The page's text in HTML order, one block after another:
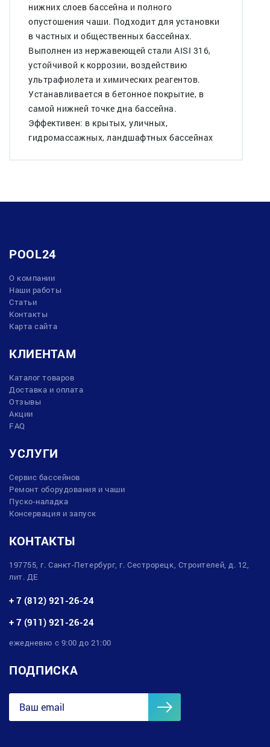
нижних слоев бассейна и полного
опустошения чаши. Подходит для установки
в частных и общественных бассейнах.
Выполнен из нержавеющей стали AISI 316,
устойчивой к коррозии, воздействию
ультрафиолета и химических реагентов.
Устанавливается в бетонное покрытие, в
самой нижней точке дна бассейна.
Эффективен: в крытых, уличных,
гидромассажных, ландшафтных бассейнах
POOL24
О компании
Наши работы
Статьи
Контакты
Карта сайта
КЛИЕНТАМ
Каталог товаров
Доставка и оплата
Отзывы
Акции
FAQ
УСЛУГИ
Сервис бассейнов
Ремонт оборудования и чаши
Пуско-наладка
Консервация и запуск
КОНТАКТЫ
197755, г. Санкт-Петербург, г. Сестрорецк, Строителей, д. 12,
лит. ДЕ
+ 7 (812) 921-26-24
+ 7 (911) 921-26-24
ежедневно с 9:00 до 21:00
ПОДПИСКА